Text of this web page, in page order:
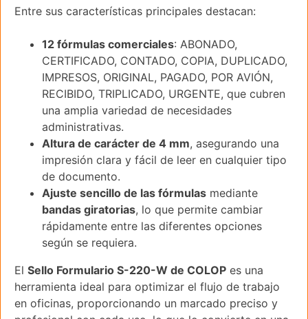
Entre sus características principales destacan:
12 fórmulas comerciales: ABONADO,
CERTIFICADO, CONTADO, COPIA, DUPLICADO,
IMPRESOS, ORIGINAL, PAGADO, POR AVIÓN,
RECIBIDO, TRIPLICADO, URGENTE, que cubren
una amplia variedad de necesidades
administrativas.
Altura de carácter de 4 mm, asegurando una
impresión clara y fácil de leer en cualquier tipo
de documento.
Ajuste sencillo de las fórmulas mediante
bandas giratorias, lo que permite cambiar
rápidamente entre las diferentes opciones
según se requiera.
El Sello Formulario S-220-W de COLOP es una
herramienta ideal para optimizar el flujo de trabajo
en oficinas, proporcionando un marcado preciso y